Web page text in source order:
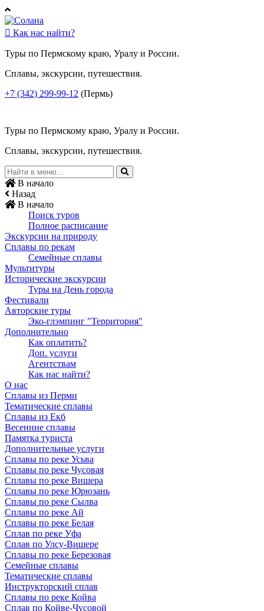
 Как нас найти?
Туры по Пермскому краю, Уралу и России.
Сплавы, экскурсии, путешествия.
+7 (342) 299-99-12 (Пермь)
Туры по Пермскому краю, Уралу и России.
Сплавы, экскурсии, путешествия.
В начало
Назад
В начало
Поиск туров
Полное расписание
Экскурсии на природу
Сплавы по рекам
Семейные сплавы
Мультитуры
Исторические экскурсии
Туры на День города
Фестивали
Авторские туры
Эко-глэмпинг "Территория"
Дополнительно
Как оплатить?
Доп. услуги
Агентствам
Как нас найти?
О нас
Сплавы из Перми
Тематические сплавы
Сплавы из Екб
Весенние сплавы
Памятка туриста
Дополнительные услуги
Сплавы по реке Усьва
Сплавы по реке Чусовая
Сплавы по реке Вишера
Сплавы по реке Юрюзань
Сплавы по реке Сылва
Сплавы по реке Ай
Сплавы по реке Белая
Сплав по реке Уфа
Сплав по Улсу-Вишере
Сплавы по реке Березовая
Семейные сплавы
Тематические сплавы
Инструкторский сплав
Сплавы по реке Койва
Сплав по Койве-Чусовой